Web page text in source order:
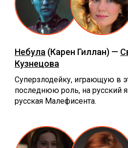
Небула (Карен Гиллан) —
Кузнецова
Суперзлодейку, играющую в
последнюю роль, на русский
русская Малефисента.